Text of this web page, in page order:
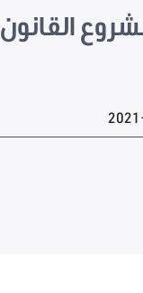
القانون